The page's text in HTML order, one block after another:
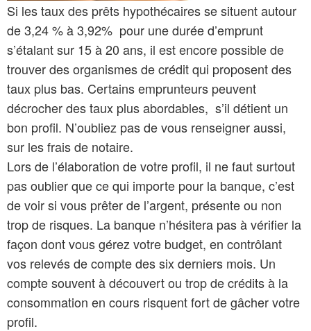
Si les taux des prêts hypothécaires se situent autour
de 3,24 % à 3,92% pour une durée d’emprunt
s’étalant sur 15 à 20 ans, il est encore possible de
trouver des organismes de crédit qui proposent des
taux plus bas. Certains emprunteurs peuvent
décrocher des taux plus abordables, s’il détient un
bon profil. N’oubliez pas de vous renseigner aussi,
sur les frais de notaire.
Lors de l’élaboration de votre profil, il ne faut surtout
pas oublier que ce qui importe pour la banque, c’est
de voir si vous prêter de l’argent, présente ou non
trop de risques. La banque n’hésitera pas à vérifier la
façon dont vous gérez votre budget, en contrôlant
vos relevés de compte des six derniers mois. Un
compte souvent à découvert ou trop de crédits à la
consommation en cours risquent fort de gâcher votre
profil.